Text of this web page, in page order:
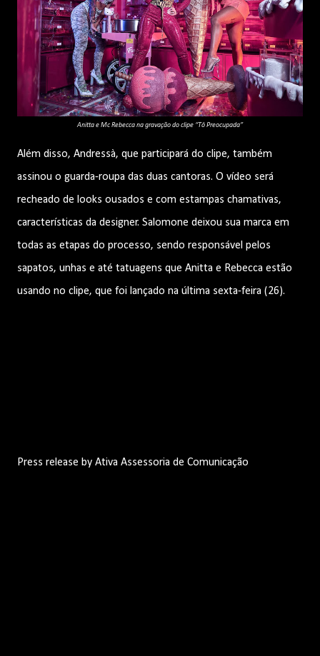
Anitta e Mc Rebecca na gravação do clipe “Tô Preocupada”
Além disso, Andressà, que participará do clipe, também
assinou o guarda-roupa das duas cantoras. O vídeo será
recheado de looks ousados e com estampas chamativas,
características da designer. Salomone deixou sua marca em
todas as etapas do processo, sendo responsável pelos
sapatos, unhas e até tatuagens que Anitta e Rebecca estão
usando no clipe, que foi lançado na última sexta-feira (26).
Press release by Ativa Assessoria de Comunicação